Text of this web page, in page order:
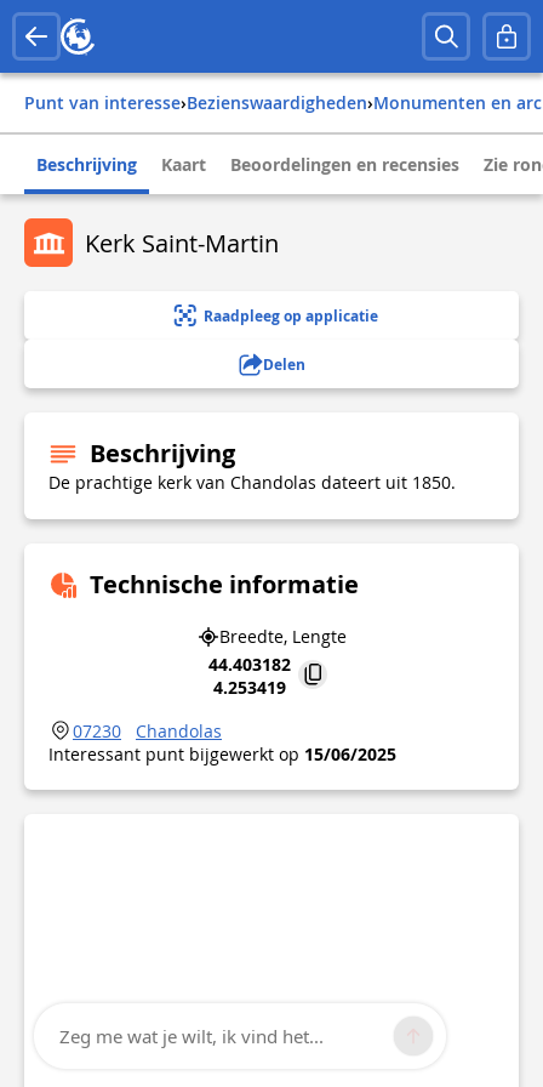
Punt van interesse› Bezienswaardigheden› Monumenten en
Beschrijving Kaart Beoordelingen en recensies Zie
Kerk Saint-Martin
Raadpleeg op applicatie
Delen
Beschrijving
De prachtige kerk van Chandolas dateert uit 1850.
Technische informatie
Breedte, Lengte
44.403182
4.253419
07230
Chandolas
Interessant punt bijgewerkt op 15/06/2025
Zeg me wat je wilt, ik vind het...